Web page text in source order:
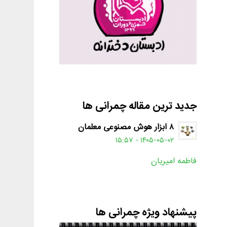
جدید ترین مقاله چمرانی ها
۸ ابزار هوش مصنوعی معلمان
۱۴۰۵-۰۵-۰۲ - ۱۵:۵۷
فاطمه امیریان
پیشنهاد ویژه چمرانی ها